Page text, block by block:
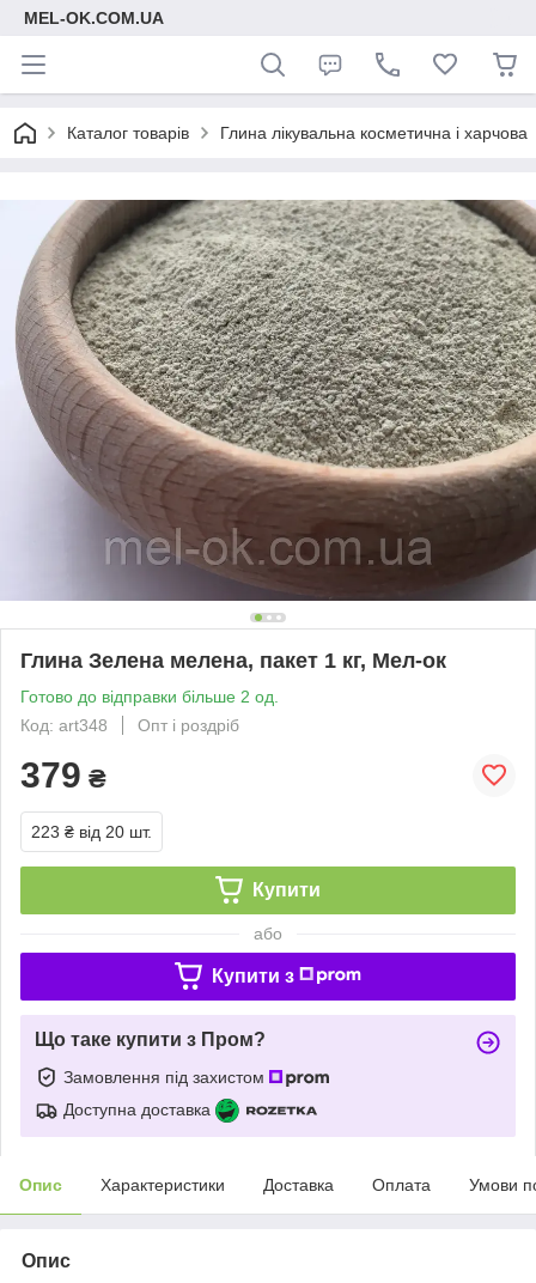
MEL-OK.COM.UA
Каталог товарів Глина лікувальна косметична і харчова
Глина Зелена мелена, пакет 1 кг, Мел-ок
Готово до відправки більше 2 од.
Код: art348
Опт і роздріб
379 ₴
223 ₴ від 20 шт.
Купити
або
Купити з
Що таке купити з Пром?
Замовлення під захистом
Доступна доставка
Опис Характеристики Доставка Оплата Умови
Опис